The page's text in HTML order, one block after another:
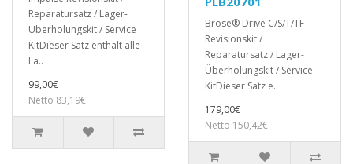
Reparatursatz / Lager-
Überholungskit / Service
KitDieser Satz enthält alle
La..
99,00€
Netto 83,19€
Brose® Drive C/S/T/TF
Revisionskit /
Reparatursatz / Lager-
Überholungskit / Service
KitDieser Satz e..
179,00€
Netto 150,42€